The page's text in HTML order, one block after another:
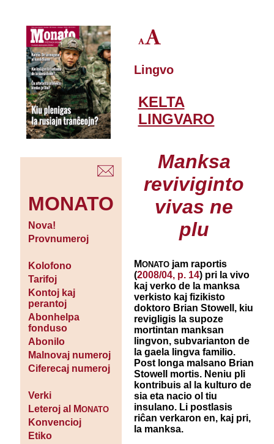
MONATO
Nova!
Provnumeroj
Kolofono
Tarifoj
Kontoj kaj
perantoj
Abonhelpa
fonduso
Abonilo
Malnovaj numeroj
Ciferecaj numeroj
Verki
Leteroj al MONATO
Konvencioj
Etiko
Lingvo
KELTA
LINGVARO
Manksa
reviviginto
vivas ne
plu
MONATOjam raportis
(2008/04, p. 14) pri la vivo
kaj verko de la manksa
verkisto kaj fizikisto
doktoro Brian Stowell, kiu
revigligis la supoze
mortintan manksan
lingvon, subvarianton de
la gaela lingva familio.
Post longa malsano Brian
Stowell mortis. Neniu pli
kontribuis al la kulturo de
sia eta nacio ol tiu
insulano. Li postlasis
riĉan verkaron en, kaj pri,
la manksa.